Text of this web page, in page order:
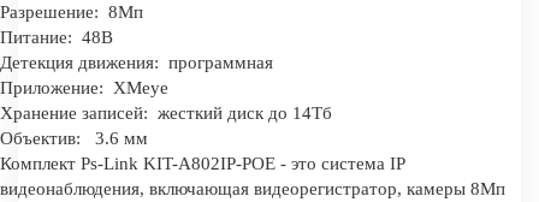
Разрешение: 8Мп
Питание: 48В
Детекция движения: программная
Приложение:
XMeye
Хранение записей: жесткий диск до 14Тб
Объектив:
3.6 мм
Комплект Ps-Link KIT-A802IP-POE - это система IP
видеонаблюдения, включающая видеорегистратор, камеры 8Мп